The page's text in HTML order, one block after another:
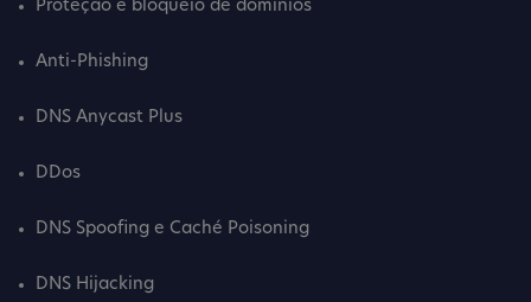
Proteção e bloqueio de domínios
Anti-Phishing
DNS Anycast Plus
DDos
DNS Spoofing e Caché Poisoning
DNS Hijacking